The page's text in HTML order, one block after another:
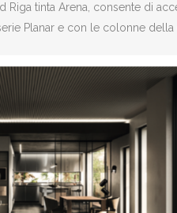
Riga tinta Arena, consente di
Planar e con le colonne della